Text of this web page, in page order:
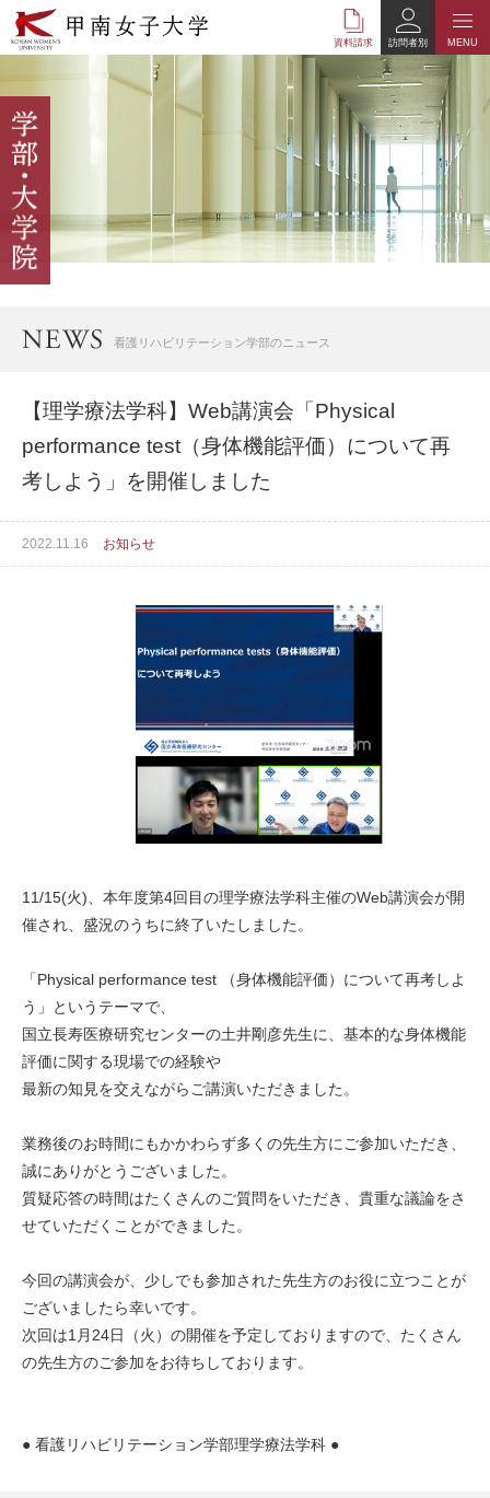
本
文
へ
の
リ
ン
ク
ナ
ビ
ゲ
シ
ョ
資料請求 MENU
訪問者別
看護リハビリテーション学部のニュース
【理学療法学科】Web講演会「Physical
performance test（身体機能評価）について再
考しよう」を開催しました
2022.11.16 お知らせ
11/15(火)、本年度第4回目の理学療法学科主催のWeb講演会が開
催され、盛況のうちに終了いたしました。
「Physical performance test （身体機能評価）について再考しよ
う」というテーマで、
国立長寿医療研究センターの土井剛彦先生に、基本的な身体機能
評価に関する現場での経験や
最新の知見を交えながらご講演いただきました。
業務後のお時間にもかかわらず多くの先生方にご参加いただき、
誠にありがとうございました。
質疑応答の時間はたくさんのご質問をいただき、貴重な議論をさ
せていただくことができました。
今回の講演会が、少しでも参加された先生方のお役に立つことが
ございましたら幸いです。
次回は1月24日（火）の開催を予定しておりますので、たくさん
の先生方のご参加をお待ちしております。
● 看護リハビリテーション学部理学療法学科 ●